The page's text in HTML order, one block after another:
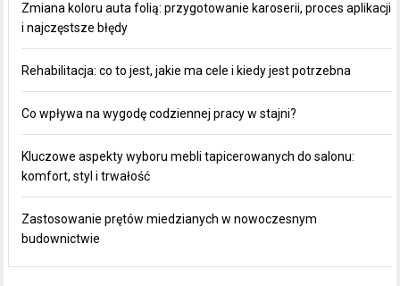
Zmiana koloru auta folią: przygotowanie karoserii, proces aplikacji
i najczęstsze błędy
Rehabilitacja: co to jest, jakie ma cele i kiedy jest potrzebna
Co wpływa na wygodę codziennej pracy w stajni?
Kluczowe aspekty wyboru mebli tapicerowanych do salonu:
komfort, styl i trwałość
Zastosowanie prętów miedzianych w nowoczesnym
budownictwie